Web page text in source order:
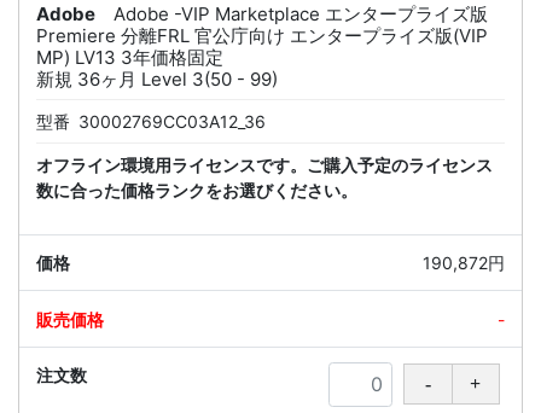
Adobe
Adobe -VIP Marketplace エンタープライズ版
Premiere 分離FRL 官公庁向け エンタープライズ版(VIP
MP) LV13 3年価格固定
新規 36ヶ月 Level 3(50 - 99)
型番 30002769CC03A12_36
オフライン環境用ライセンスです。ご購入予定のライセンス
数に合った価格ランクをお選びください。
190,872円
-